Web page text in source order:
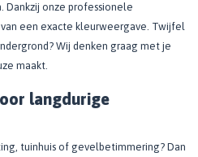
Dankzij onze professionele
een exacte kleurweergave. Twijfel
Wij denken graag met je
maakt.
langdurige
tuinhuis of gevelbetimmering? Dan